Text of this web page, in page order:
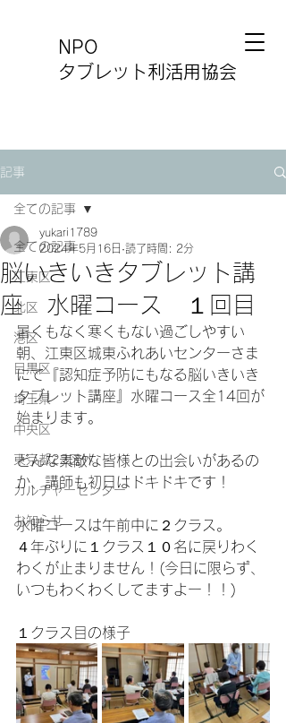
NPO
タブレット利活用協会
記事
全ての記事
江東区
北区
港区
目黒区
埼玉県
中央区
東京都23区外
カルチャーセンター
お知らせ
全ての記事
脳いきいきタブレット講
座 水曜コース １回目
yukari1789
2024年5月16日 読了時間: 2分
暑くもなく寒くもない過ごしやすい
朝、江東区城東ふれあいセンターさま
にて『認知症予防にもなる脳いきいき
タブレット講座』水曜コース全14回が
始まります。
どんな素敵な皆様との出会いがあるの
か、講師も初日はドキドキです！
水曜コースは午前中に２クラス。
４年ぶりに１クラス１０名に戻りわく
わくが止まりません！(今日に限らず、
いつもわくわくしてますよー！！)
１クラス目の様子